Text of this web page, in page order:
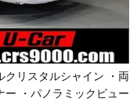
クリスタルシャイン ・両
ー ・パノラミックビュー